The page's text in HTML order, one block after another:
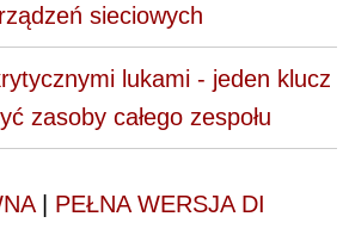
sieciowych
lukami - jeden klucz
zasoby całego zespołu
| PEŁNA WERSJA DI